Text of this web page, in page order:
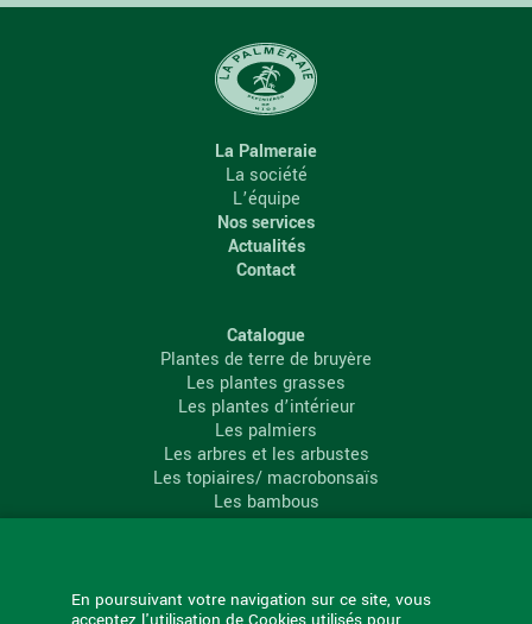
En poursuivant votre navigation sur ce site, vous
La Palmeraie
La société
L’équipe
Nos services
Actualités
Contact
Catalogue
Plantes de terre de bruyère
Les plantes grasses
Les plantes d’intérieur
Les palmiers
Les arbres et les arbustes
Les topiaires/ macrobonsaïs
Les bambous
Les conifères
La Palmeraie